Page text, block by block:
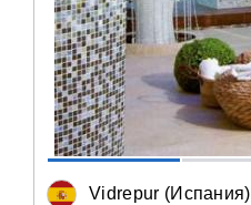
Vidrepur (Испания)